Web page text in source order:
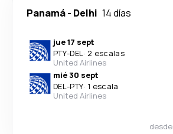
Panamá- Delhi 14 días
jue 17 sept
PTY-DEL· 2 escalas
United Airlines
mié 30 sept
DEL-PTY· 1 escala
United Airlines
desde